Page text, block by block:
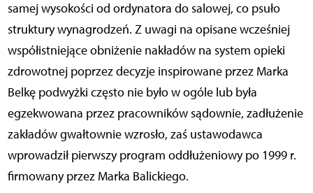
samej wysokości od ordynatora do salowej, co psuło
struktury wynagrodzeń. Z uwagi na opisane wcześniej
współistniejące obniżenie nakładów na system opieki
zdrowotnej poprzez decyzje inspirowane przez Marka
Belkę podwyżki często nie było w ogóle lub była
egzekwowana przez pracowników sądownie, zadłużenie
zakładów gwałtownie wzrosło, zaś ustawodawca
wprowadził pierwszy program oddłużeniowy po 1999 r.
firmowany przez Marka Balickiego.